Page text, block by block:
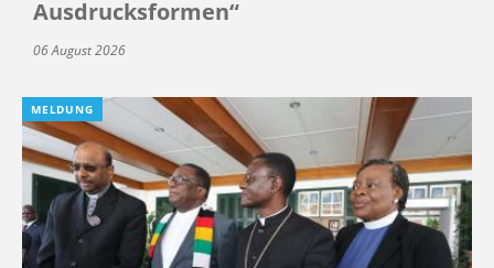
Ausdrucksformen“
06 August 2026
MELDUNG